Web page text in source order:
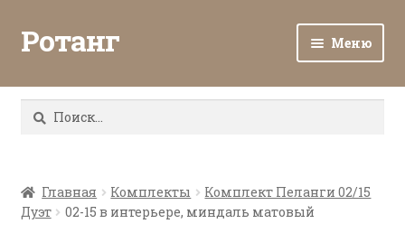
Ротанг Меню
Каталог
Все о ротанге
Найти:
Главная Комплекты
Комплект Пеланги 02/15
Дуэт
02-15 в интерьере, миндаль матовый